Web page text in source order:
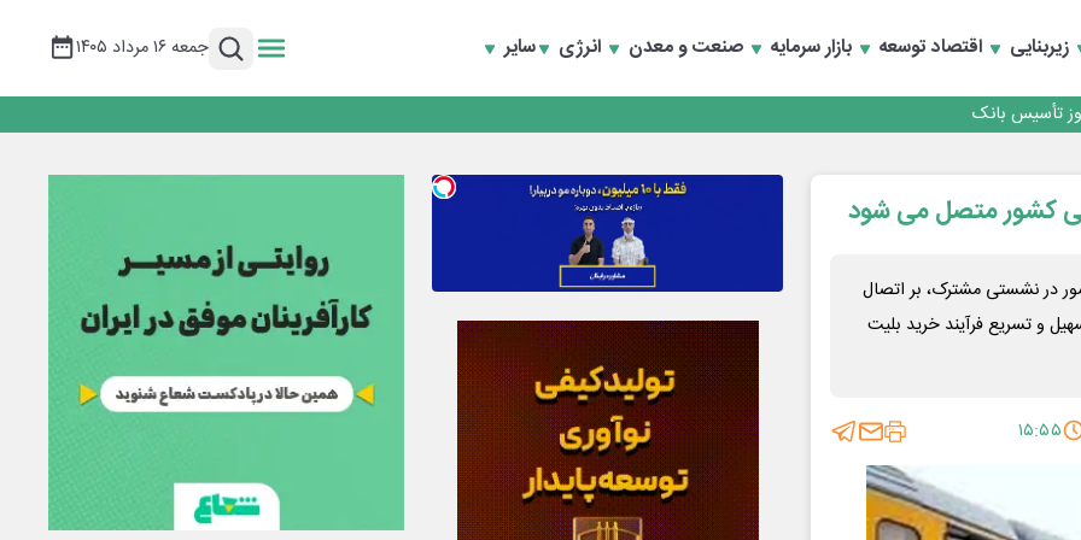
زیربنایی اقتصاد توسعه بازار سرمایه صنعت و معدن انرژی سایر جمعه ۱۶ مرداد ۱۴۰۵
و بازسازی اعتماد مشتریان
و بازسازی اعتماد مشتریان
کشور متصل می شود
در نشستی مشترک، بر اتصال
و تسریع فرآیند خرید بلیت
۱۵:۵۵